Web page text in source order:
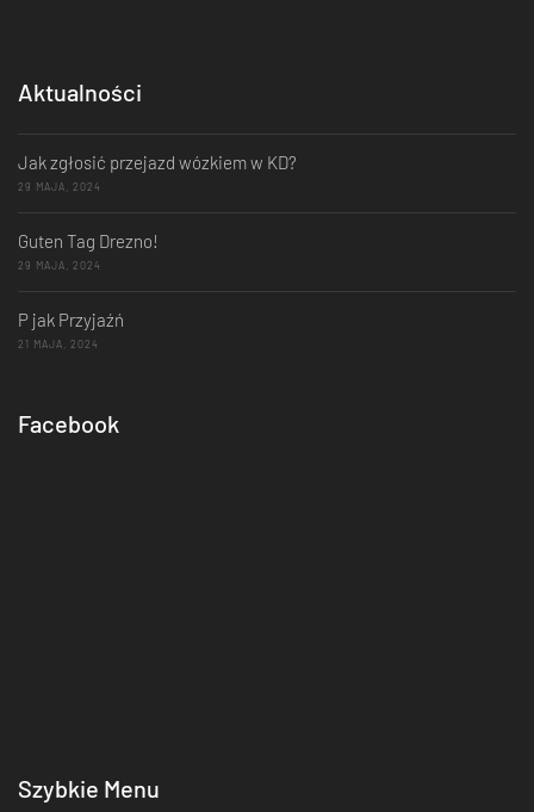
Aktualności
Jak zgłosić przejazd wózkiem w KD?
29 MAJA, 2024
Guten Tag Drezno!
29 MAJA, 2024
P jak Przyjaźń
21 MAJA, 2024
Facebook
Szybkie Menu